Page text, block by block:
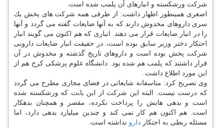
شركت ورشكسته و انبارهای آن پلمب شده است.
اصغری همینطور اظهار داشت: از طرفی همه شركت های پخش یك
سری داروهای مخدوش دارند كه به آنها ضایعات گفته می گردد و آنها
را در انبار ضایعات قرار می دهند. انباری كه هم اكنون می گویند انبار
احتكار دختر وزیر سابق بوده است، در حقیقت انبار ضایعات دارویی
شركت پخش بوده است و داروهای تاریخ گذشته و مخدوش در آن
قرار داشتند كه پلمب هم شده بود. دانشگاه علوم پزشكی كرج هم از
این مورد اطلاع داشت.
وی تصریح كرد: متاسفانه شایعاتی در فضای مجازی مطرح می گردد
كه درست نیست. البته این شركت از این بابت كه ورشكسته شده
است و بدهی هایش را پرداخت نكرده، مقصر و همچنان بدهكار
است. هم اكنون هم كار نمی كند و چندین میلیارد بدهی دارد، اما
مسئله ربطی به احتكار دارو نداشته است.